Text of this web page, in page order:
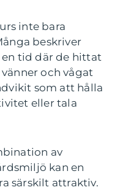
inte bara
beskriver
en tid där de hittat
och vågat
som att hålla
eller tala
av
kan en
särskilt attraktiv.